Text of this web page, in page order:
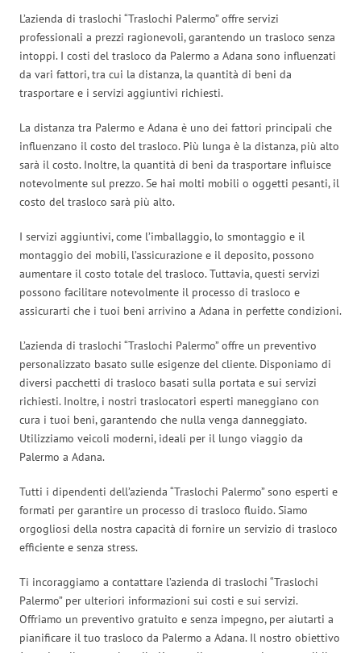
L’azienda di traslochi “Traslochi Palermo” offre servizi
professionali a prezzi ragionevoli, garantendo un trasloco senza
intoppi. I costi del trasloco da Palermo a Adana sono influenzati
da vari fattori, tra cui la distanza, la quantità di beni da
trasportare e i servizi aggiuntivi richiesti.
La distanza tra Palermo e Adana è uno dei fattori principali che
influenzano il costo del trasloco. Più lunga è la distanza, più alto
sarà il costo. Inoltre, la quantità di beni da trasportare influisce
notevolmente sul prezzo. Se hai molti mobili o oggetti pesanti, il
costo del trasloco sarà più alto.
I servizi aggiuntivi, come l’imballaggio, lo smontaggio e il
montaggio dei mobili, l’assicurazione e il deposito, possono
aumentare il costo totale del trasloco. Tuttavia, questi servizi
possono facilitare notevolmente il processo di trasloco e
assicurarti che i tuoi beni arrivino a Adana in perfette condizioni.
L’azienda di traslochi “Traslochi Palermo” offre un preventivo
personalizzato basato sulle esigenze del cliente. Disponiamo di
diversi pacchetti di trasloco basati sulla portata e sui servizi
richiesti. Inoltre, i nostri traslocatori esperti maneggiano con
cura i tuoi beni, garantendo che nulla venga danneggiato.
Utilizziamo veicoli moderni, ideali per il lungo viaggio da
Palermo a Adana.
Tutti i dipendenti dell’azienda “Traslochi Palermo” sono esperti e
formati per garantire un processo di trasloco fluido. Siamo
orgogliosi della nostra capacità di fornire un servizio di trasloco
efficiente e senza stress.
Ti incoraggiamo a contattare l’azienda di traslochi “Traslochi
Palermo” per ulteriori informazioni sui costi e sui servizi.
Offriamo un preventivo gratuito e senza impegno, per aiutarti a
pianificare il tuo trasloco da Palermo a Adana. Il nostro obiettivo